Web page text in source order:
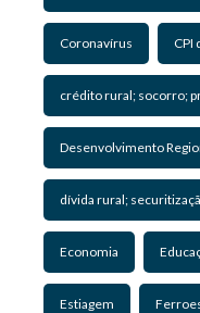
Coronavírus CPI
crédito rural; socorro;
Desenvolvimento
dívida rural;
Economia
Estiagem